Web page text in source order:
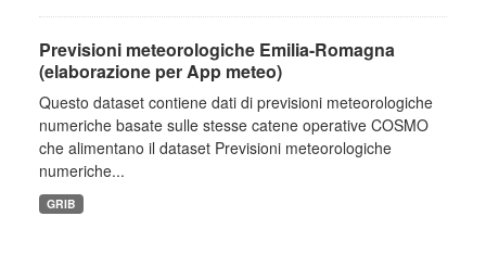
Previsioni meteorologiche Emilia-Romagna
(elaborazione per App meteo)
Questo dataset contiene dati di previsioni meteorologiche
numeriche basate sulle stesse catene operative COSMO
che alimentano il dataset Previsioni meteorologiche
numeriche...
GRIB